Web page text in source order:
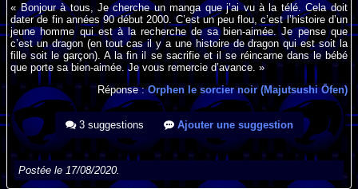
« Bonjour à tous, Je cherche un manga que j’ai vu à la télé. Cela doit
dater de fin années 90 début 2000. C’est un peu flou, c’est l’histoire d’un
jeune homme qui est à la recherche de sa bien-aimée. Je pense que
c’est un dragon (en tout cas il y a une histoire de dragon qui est soit la
fille soit le garçon). A la fin il se sacrifie et il se réincarne dans le bébé
que porte sa bien-aimée. Je vous remercie d’avance. »
Réponse :Orphen le sorcier noir (Majutsushi Ōfen)
3 suggestions Ajouter une suggestion
Postée le 17/08/2020.